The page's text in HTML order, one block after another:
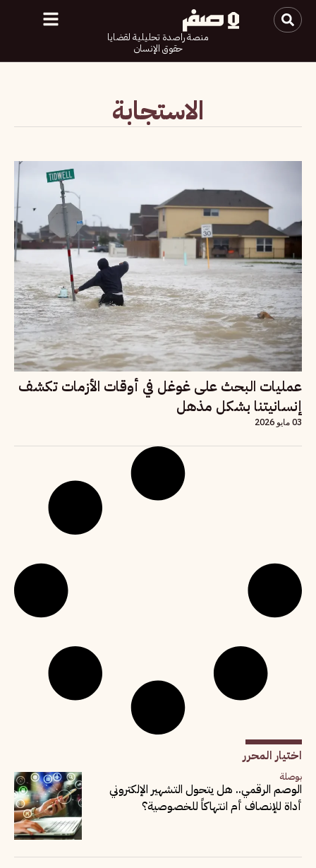
منصة راصدة تحليلية لقضايا
حقوق الإنسان
الاستجابة
عمليات البحث على غوغل في أوقات الأزمات تكشف
إنسانيتنا بشكل مذهل
03 مايو 2026
اختيار المحرر
بوصلة
الوصم الرقمي.. هل يتحول التشهير الإلكتروني
أداة للإنصاف أم انتهاكاً للخصوصية؟